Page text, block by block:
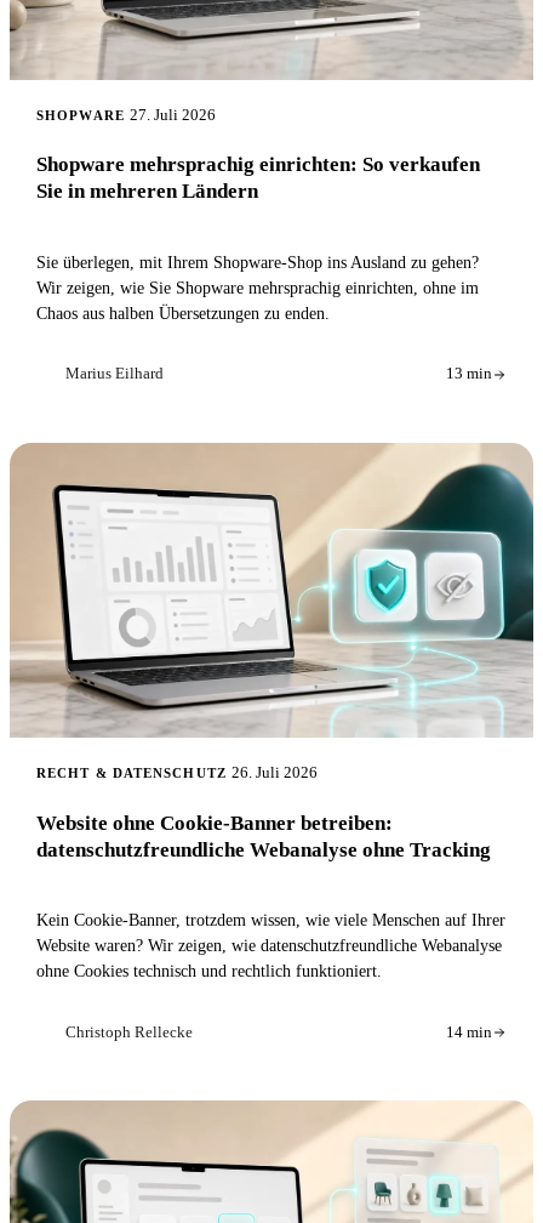
SHOPWARE 27. Juli 2026
Shopware mehrsprachig einrichten: So verkaufen
Sie in mehreren Ländern
Sie überlegen, mit Ihrem Shopware-Shop ins Ausland zu gehen?
Wir zeigen, wie Sie Shopware mehrsprachig einrichten, ohne im
Chaos aus halben Übersetzungen zu enden.
Marius Eilhard 13 min
RECHT & DATENSCHUTZ 26. Juli 2026
Website ohne Cookie-Banner betreiben:
datenschutzfreundliche Webanalyse ohne Tracking
Kein Cookie-Banner, trotzdem wissen, wie viele Menschen auf Ihrer
Website waren? Wir zeigen, wie datenschutzfreundliche Webanalyse
ohne Cookies technisch und rechtlich funktioniert.
Christoph Rellecke 14 min